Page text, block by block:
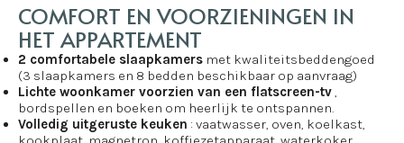
COMFORT EN VOORZIENINGEN IN
HET APPARTEMENT
2 comfortabele slaapkamers met kwaliteitsbeddengoed
(3 slaapkamers en 8 bedden beschikbaar op aanvraag)
Lichte woonkamer voorzien van een flatscreen-tv,
bordspellen en boeken om heerlijk te ontspannen.
Volledig uitgeruste keuken : vaatwasser, oven, koelkast,